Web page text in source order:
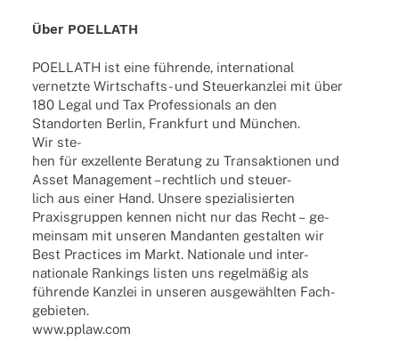
Über POELLATH
POELLATH ist eine führende, inter­na­tio­nal
vernetzte Wirt­­schafts- und Steu­er­kanz­lei mit über
180 Legal und Tax Profes­sio­nals an den
Stand­or­ten Berlin, Frank­furt und München.
Wir ste-
hen für exzel­lente Bera­tung zu Trans­ak­tio­nen und
Asset Manage­ment – recht­lich und steuer-
lich aus einer Hand. Unsere spezia­li­sier­ten
Praxis­grup­pen kennen nicht nur das Recht – ge-
mein­sam mit unse­ren Mandan­ten gestal­ten wir
Best Prac­ti­ces im Markt. Natio­nale und inter-
natio­nale Rankings listen uns regel­mä­ßig als
führende Kanz­lei in unse­ren ausge­wähl­ten Fach-
gebieten.
www.pplaw.com